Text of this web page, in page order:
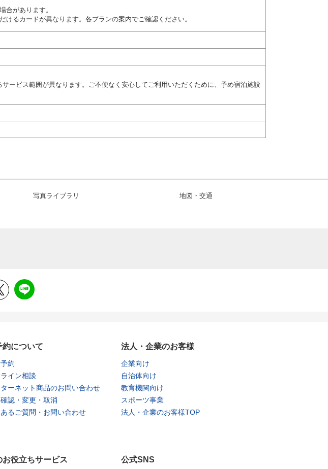
合があります。
るカードが異なります。各プランの案内でご確認ください。
ービス範囲が異なります。ご不便なく安心してご利用いただくために、予め宿泊施設
写真ライブラリ 地図・交通
約について
約
イン相談
ーネット商品のお問い合わせ
認・変更・取消
るご質問・お問い合わせ
法人・企業のお客様
企業向け
自治体向け
教育機関向け
スポーツ事業
法人・企業のお客様TOP
お役立ちサービス 公式SNS